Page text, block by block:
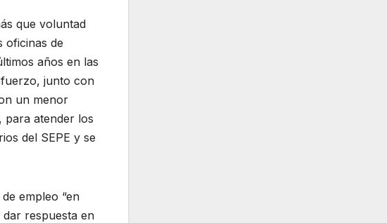
que voluntad
oficinas de
años en las
junto con
un menor
para atender los
del SEPE y se
empleo “en
respuesta en